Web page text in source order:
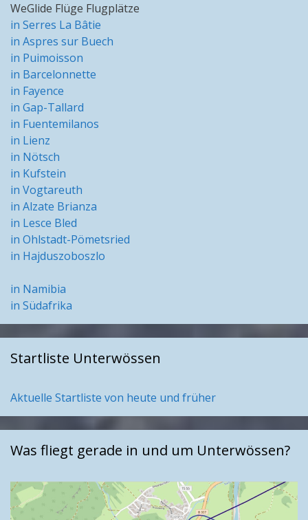
WeGlide Flüge Flugplätze
in Serres La Bâtie
in Aspres sur Buech
in Puimoisson
in Barcelonnette
in Fayence
in Gap-Tallard
in Fuentemilanos
in Lienz
in Nötsch
in Kufstein
in Vogtareuth
in Alzate Brianza
in Lesce Bled
in Ohlstadt-Pömetsried
in Hajduszoboszlo
in Namibia
in Südafrika
Startliste Unterwössen
Aktuelle Startliste von heute und früher
Was fliegt gerade in und um Unterwössen?